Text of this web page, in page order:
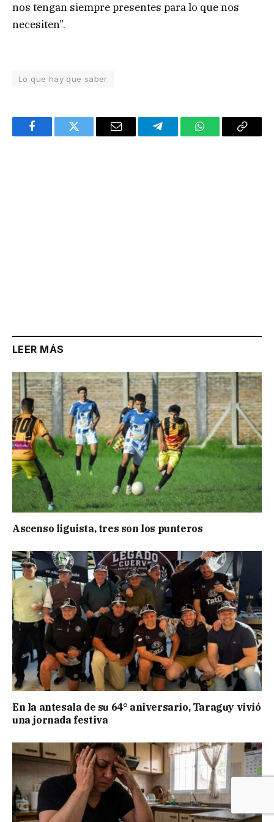
nos tengan siempre presentes para lo que nos
necesiten”.
Lo que hay que saber
FacebookTwitter Email TelegramWhatsAppCopy
LEER MÁS
Ascenso liguista, tres son los punteros
En la antesala de su 64° aniversario, Taraguy vivió
una jornada festiva